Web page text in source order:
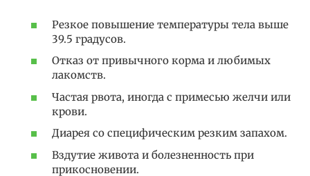
Резкое повышение температуры тела выше
39.5 градусов.
Отказ от привычного корма и любимых
лакомств.
Частая рвота, иногда с примесью желчи или
крови.
Диарея со специфическим резким запахом.
Вздутие живота и болезненность при
прикосновении.